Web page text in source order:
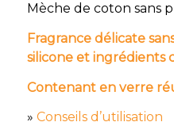
Mèche de coton sans
Fragrance délicate
silicone et ingrédients
Contenant en verre
» Conseils d’utilisation